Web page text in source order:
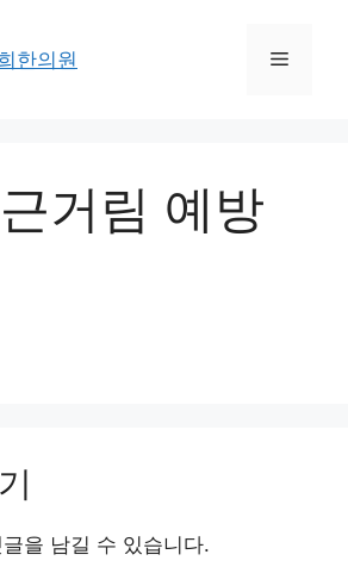
메
거림 예방
을 남길 수 있습니다.